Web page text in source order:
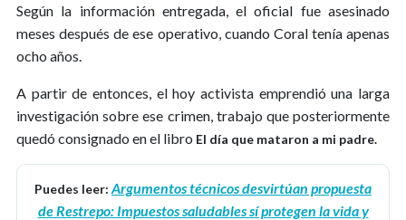
Según la información entregada, el oficial fue asesinado
meses después de ese operativo, cuando Coral tenía apenas
ocho años.
A partir de entonces, el hoy activista emprendió una larga
investigación sobre ese crimen, trabajo que posteriormente
quedó consignado en el libro El día que mataron a mi padre.
Puedes leer: Argumentos técnicos desvirtúan propuesta
de Restrepo: Impuestos saludables sí protegen la vida y